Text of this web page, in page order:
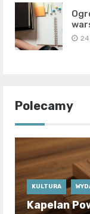
Polecamy
KULTURA
Kapelan